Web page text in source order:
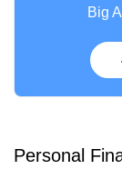
Big
Personal